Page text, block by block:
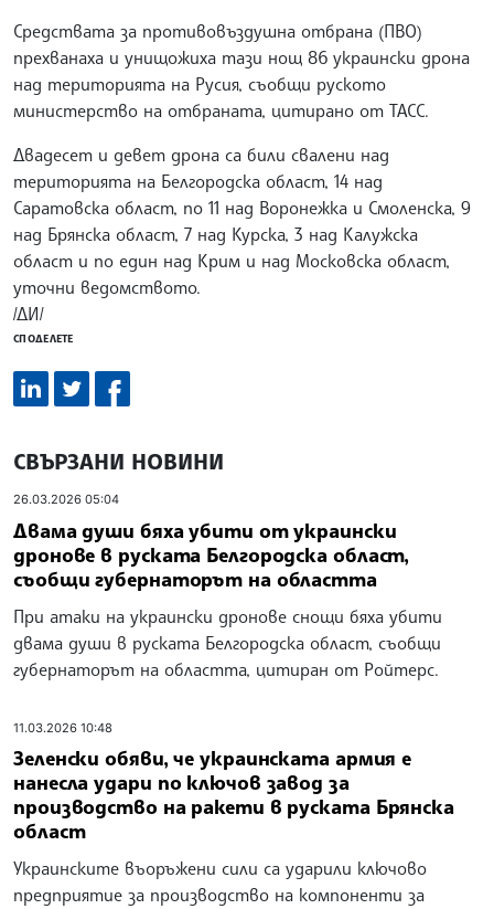
Средствата за противовъздушна отбрана (ПВО)
прехванаха и унищожиха тази нощ 86 украински дрона
над територията на Русия, съобщи руското
министерство на отбраната, цитирано от ТАСС.
Двадесет и девет дрона са били свалени над
територията на Белгородска област, 14 над
Саратовска област, по 11 над Воронежка и Смоленска, 9
над Брянска област, 7 над Курска, 3 над Калужска
област и по един над Крим и над Московска област,
уточни ведомството.
/ДИ/
СПОДЕЛЕТЕ
СВЪРЗАНИ НОВИНИ
26.03.2026 05:04
Двама души бяха убити от украински
дронове в руската Белгородска област,
съобщи губернаторът на областта
При атаки на украински дронове снощи бяха убити
двама души в руската Белгородска област, съобщи
губернаторът на областта, цитиран от Ройтерс.
11.03.2026 10:48
Зеленски обяви, че украинската армия е
нанесла удари по ключов завод за
производство на ракети в руската Брянска
област
Украинските въоръжени сили са ударили ключово
предприятие за производство на компоненти за